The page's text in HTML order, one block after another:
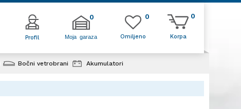
Profil Moja garaza
0
Korpa
0
Omiljeno
0
Bočni vetrobrani Akumulatori